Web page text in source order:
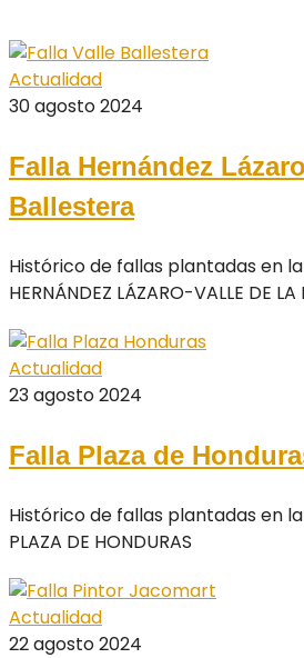
Actualidad
30 agosto 2024
Falla Hernández
Ballestera
Histórico de fallas plantadas en la
HERNÁNDEZ LÁZARO-VALLE DE LA
Actualidad
23 agosto 2024
Falla Plaza de
Histórico de fallas plantadas en la
PLAZA DE HONDURAS
Actualidad
22 agosto 2024